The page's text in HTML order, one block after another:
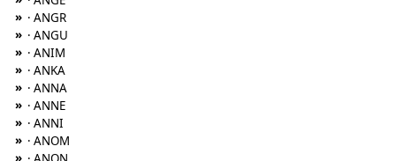
» · ANGR
» · ANGU
» · ANIM
» · ANKA
» · ANNA
» · ANNE
» · ANNI
» · ANOM
»